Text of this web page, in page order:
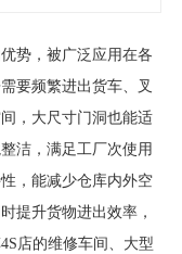
势，被广泛应用在各
要频繁进出货车、叉
，大尺寸门洞也能适
洁，满足工厂次使用
，能减少仓库内外空
提升货物进出效率，
店的维修车间、大型